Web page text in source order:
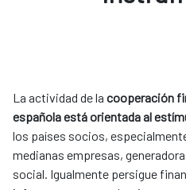
La actividad de la cooperación
española está orientada al
los países socios,
medianas empresas,
social. Igualmente persigue